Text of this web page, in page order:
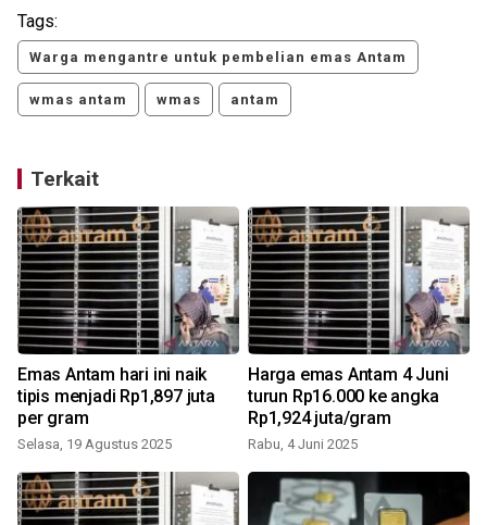
Tags:
Warga mengantre untuk pembelian emas Antam
wmas antam wmas antam
Terkait
Emas Antam hari ini naik
tipis menjadi Rp1,897 juta
per gram
Selasa, 19 Agustus 2025
Harga emas Antam 4 Juni
turun Rp16.000 ke angka
Rp1,924 juta/gram
Rabu, 4 Juni 2025